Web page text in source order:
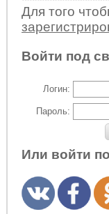
Для того
Войти под
Логин:
Пароль:
Или войти